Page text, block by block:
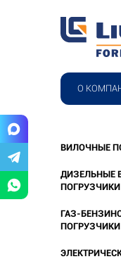
О
ВИЛОЧНЫЕ
ДИЗЕЛЬНЫЕ
ПОГРУЗЧИКИ
ГАЗ-
ПОГРУЗЧИКИ